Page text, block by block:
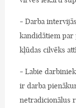
- Darba
kandidātiem par
kļūdas cilvēks
- Labie
ir darba
netradicionālus